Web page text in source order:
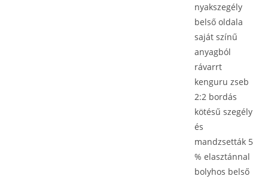
nyakszegély
belső oldala
saját színű
anyagból
rávarrt
kenguru zseb
2:2 bordás
kötésű szegély
és
mandzsetták 5
% elasztánnal
bolyhos belső